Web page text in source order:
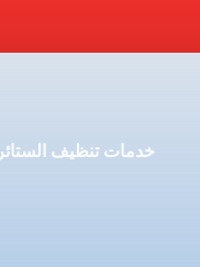
خدمات تنظيف الستائر